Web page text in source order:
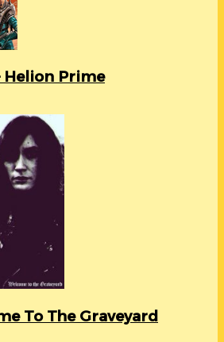
Helion Prime
To The Graveyard